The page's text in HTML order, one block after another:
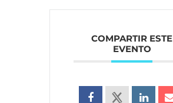
COMPARTIR ESTE
EVENTO